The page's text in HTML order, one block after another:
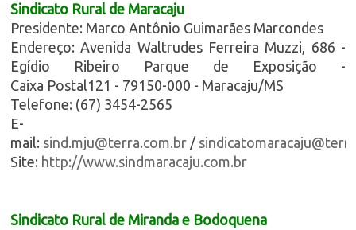
Sindicato Rural de Maracaju
Presidente: Marco Antônio Guimarães Marcondes
Endereço: Avenida Waltrudes Ferreira Muzzi, 686 -
Egídio Ribeiro Parque de Exposição -
Caixa Postal121 - 79150-000 - Maracaju/MS
Telefone: (67) 3454-2565
E-
mail: sind.mju@terra.com.br /
Site: http://www.sindmaracaju.com.br
Sindicato Rural de Miranda e Bodoquena